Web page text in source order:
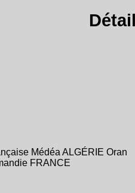
Médéa ALGÉRIE Oran
FRANCE